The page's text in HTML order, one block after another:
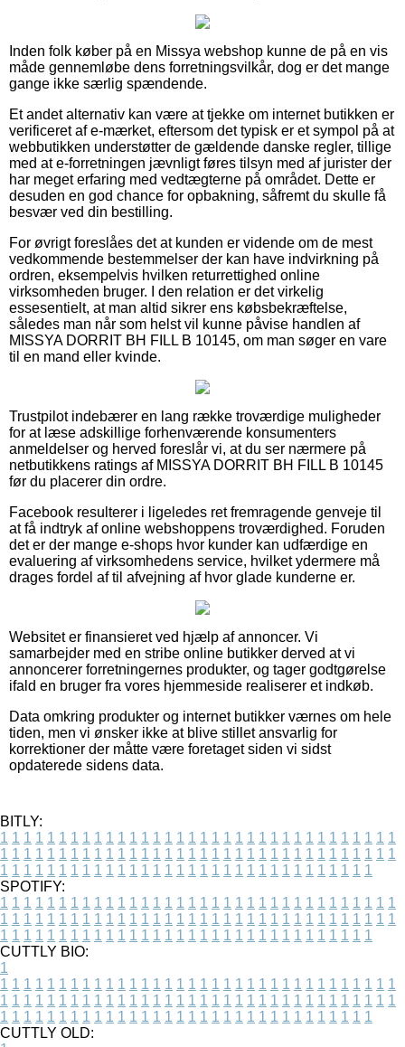
Inden folk køber på en Missya webshop kunne de på en vis
måde gennemløbe dens forretningsvilkår, dog er det mange
gange ikke særlig spændende.
Et andet alternativ kan være at tjekke om internet butikken er
verificeret af e-mærket, eftersom det typisk er et sympol på at
webbutikken understøtter de gældende danske regler, tillige
med at e-forretningen jævnligt føres tilsyn med af jurister der
har meget erfaring med vedtægterne på området. Dette er
desuden en god chance for opbakning, såfremt du skulle få
besvær ved din bestilling.
For øvrigt foreslåes det at kunden er vidende om de mest
vedkommende bestemmelser der kan have indvirkning på
ordren, eksempelvis hvilken returrettighed online
virksomheden bruger. I den relation er det virkelig
essesentielt, at man altid sikrer ens købsbekræftelse,
således man når som helst vil kunne påvise handlen af
MISSYA DORRIT BH FILL B 10145, om man søger en vare
til en mand eller kvinde.
Trustpilot indebærer en lang række troværdige muligheder
for at læse adskillige forhenværende konsumenters
anmeldelser og herved foreslår vi, at du ser nærmere på
netbutikkens ratings af MISSYA DORRIT BH FILL B 10145
før du placerer din ordre.
Facebook resulterer i ligeledes ret fremragende genveje til
at få indtryk af online webshoppens troværdighed. Foruden
det er der mange e-shops hvor kunder kan udfærdige en
evaluering af virksomhedens service, hvilket ydermere må
drages fordel af til afvejning af hvor glade kunderne er.
Websitet er finansieret ved hjælp af annoncer. Vi
samarbejder med en stribe online butikker derved at vi
annoncerer forretningernes produkter, og tager godtgørelse
ifald en bruger fra vores hjemmeside realiserer et indkøb.
Data omkring produkter og internet butikker værnes om hele
tiden, men vi ønsker ikke at blive stillet ansvarlig for
korrektioner der måtte være foretaget siden vi sidst
opdaterede sidens data.
BITLY:
1 1 1 1 1 1 1 1 1 1 1 1 1 1 1 1 1 1 1 1 1 1 1 1 1 1 1 1 1 1 1 1 1 1
1 1 1 1 1 1 1 1 1 1 1 1 1 1 1 1 1 1 1 1 1 1 1 1 1 1 1 1 1 1 1 1 1 1
1 1 1 1 1 1 1 1 1 1 1 1 1 1 1 1 1 1 1 1 1 1 1 1 1 1 1 1 1 1 1 1
SPOTIFY:
1 1 1 1 1 1 1 1 1 1 1 1 1 1 1 1 1 1 1 1 1 1 1 1 1 1 1 1 1 1 1 1 1 1
1 1 1 1 1 1 1 1 1 1 1 1 1 1 1 1 1 1 1 1 1 1 1 1 1 1 1 1 1 1 1 1 1 1
1 1 1 1 1 1 1 1 1 1 1 1 1 1 1 1 1 1 1 1 1 1 1 1 1 1 1 1 1 1 1 1
CUTTLY BIO:
1
1 1 1 1 1 1 1 1 1 1 1 1 1 1 1 1 1 1 1 1 1 1 1 1 1 1 1 1 1 1 1 1 1 1
1 1 1 1 1 1 1 1 1 1 1 1 1 1 1 1 1 1 1 1 1 1 1 1 1 1 1 1 1 1 1 1 1 1
1 1 1 1 1 1 1 1 1 1 1 1 1 1 1 1 1 1 1 1 1 1 1 1 1 1 1 1 1 1 1 1
CUTTLY OLD: